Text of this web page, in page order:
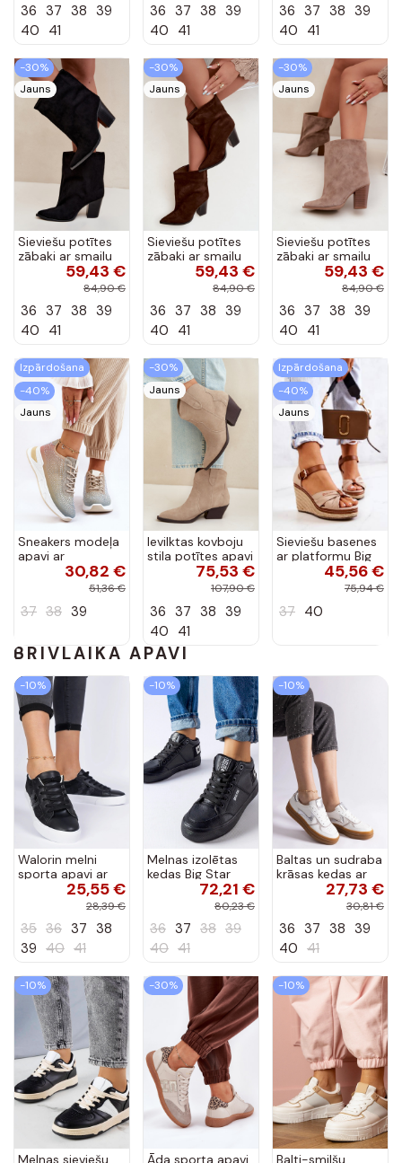
Carmina
36 37 38 39
40 41
Carmina
36 37 38 39
40 41
Carmina
36 37 38 39
40 41
-30%
Jauns
Sieviešu potītes
zābaki ar smailu
purngalu melnā
krāsā Hileta
59,43 €
84,90 €
36 37 38 39
40 41
-30%
Jauns
Sieviešu potītes
zābaki ar smailu
purngalu brūnā
krāsā Hileta
59,43 €
84,90 €
36 37 38 39
40 41
-30%
Jauns
Sieviešu potītes
zābaki ar smailu
purngalu haki
krāsā Hileta
59,43 €
84,90 €
36 37 38 39
40 41
Izpārdošana
-40%
Jauns
Sneakers modeļa
apavi ar
mirdzošiem
spīdumiņiem
Raiden
30,82 €
51,36 €
37 38 39
-30%
Jauns
Ievilktas kovboju
stila potītes apavi
no mākslīgās
Beretta
75,53 €
107,90 €
36 37 38 39
40 41
Izpārdošana
-40%
Jauns
Sieviešu basenes
ar platformu Big
Star smilšu krāsas
45,56 €
75,94 €
37 40
BRĪVLAIKĀ APAVI
-10%
Walorin melni
sporta apavi ar
dzīvnieku motīvu,
detaļām
25,55 €
28,39 €
35 36 37 38
39 40 41
-10%
Melnas izolētas
kedas Big Star
EE27435172,21 €
80,23 €
36 37 38 39
40 41
-10%
Baltas un sudraba
krāsas kedas ar
gumijas zoli Quica
27,73 €
30,81 €
36 37 38 39
40 41
-10%
Melnas sieviešu
-30%
Āda sporta apavi
-10%
Balti-smilšu